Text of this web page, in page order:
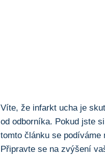
Víte, že infarkt ucha je
od odborníka. ⁤Pokud jste
tomto článku se
Připravte⁢ se na zvýšení